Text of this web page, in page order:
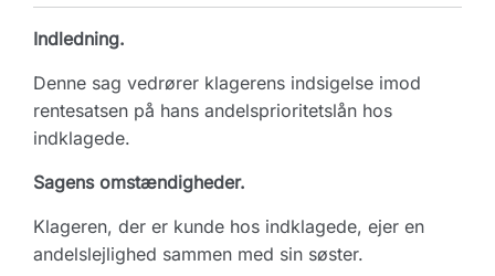
Indledning.
Denne sag vedrører klagerens indsigelse imod
rentesatsen på hans andelsprioritetslån hos
indklagede.
Sagens omstændigheder.
Klageren, der er kunde hos indklagede, ejer en
andelslejlighed sammen med sin søster.